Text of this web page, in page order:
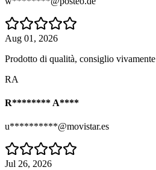
Aug 01, 2026
Prodotto di qualità, consiglio vivamente
RA
R******** A****
u**********@movistar.es
Jul 26, 2026